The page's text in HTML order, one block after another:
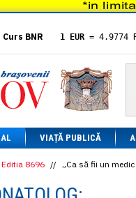
Curs BNR 1 EUR = 4.9774
= 5.8304
1 XAU= 464.4611
1 AED= 1.1933
1 AUD= 2.7957
1 BGN= 2.5449
1 CAD= 3.1559
1 CHF= 5.2813
1 CNY= 0.6015
1 DKK
VIAȚĂ PUBLICĂ
Editia 8696 // „Ca să fii un